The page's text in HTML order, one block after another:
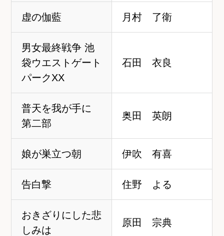
虚の伽藍 月村 了衛
男女最終戦争 池
袋ウエストゲート
パークXX
石田 衣良
普天を我が手に
第二部
奥田 英朗
娘が巣立つ朝 伊吹 有喜
告白撃 住野 よる
おきざりにした悲
しみは
原田 宗典